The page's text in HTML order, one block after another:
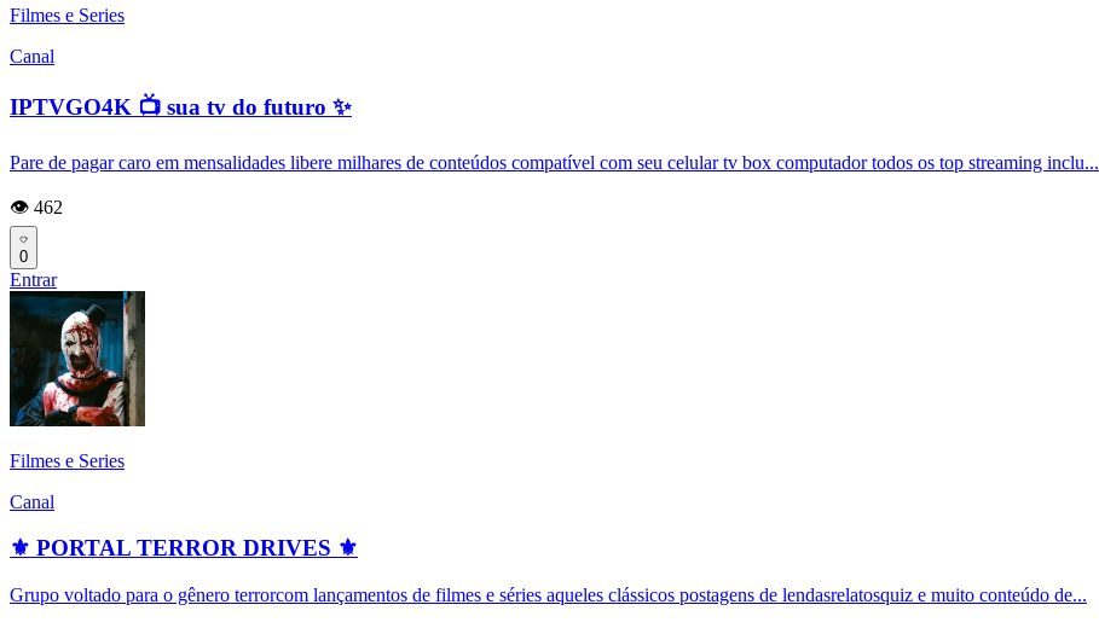
Filmes e Series
Canal
IPTVGO4K 📺 sua tv do futuro ✨
Pare de pagar caro em mensalidades libere milhares de conteúdos compatível com seu celular tv box computador todos os top streaming inclu...
👁️ 462
0
Entrar
Filmes e Series
Canal
⚜️ PORTAL TERROR DRIVES ⚜️
Grupo voltado para o gênero terrorcom lançamentos de filmes e séries aqueles clássicos postagens de lendasrelatosquiz e muito conteúdo de...